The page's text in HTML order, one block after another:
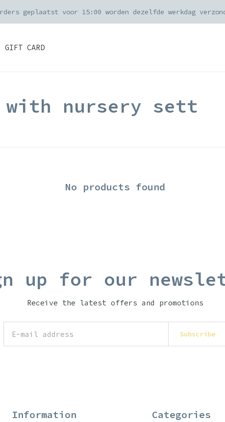
GIFT CARD
geplaatst voor 15:00 worden dezelfde werkdag
with nursery sett
No products found
up for our
Receive the latest offers and promotions
Subscribe
Information Categories